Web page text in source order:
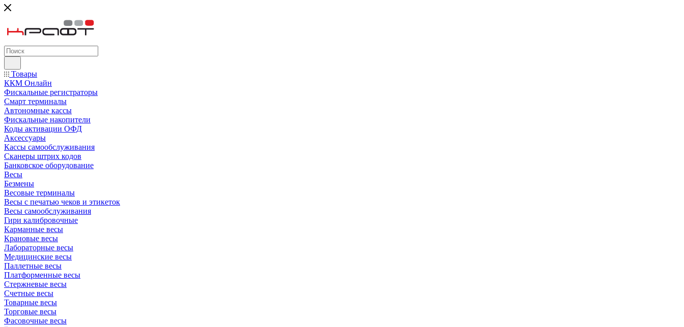
Товары
ККМ Онлайн
Фискальные регистраторы
Смарт терминалы
Автономные кассы
Фискальные накопители
Коды активации ОФД
Аксессуары
Кассы самообслуживания
Сканеры штрих кодов
Банковское оборудование
Весы
Безмены
Весовые терминалы
Весы с печатью чеков и этикеток
Весы самообслуживания
Гири калибровочные
Карманные весы
Крановые весы
Лабораторные весы
Медицинские весы
Паллетные весы
Платформенные весы
Стержневые весы
Счетные весы
Товарные весы
Торговые весы
Фасовочные весы